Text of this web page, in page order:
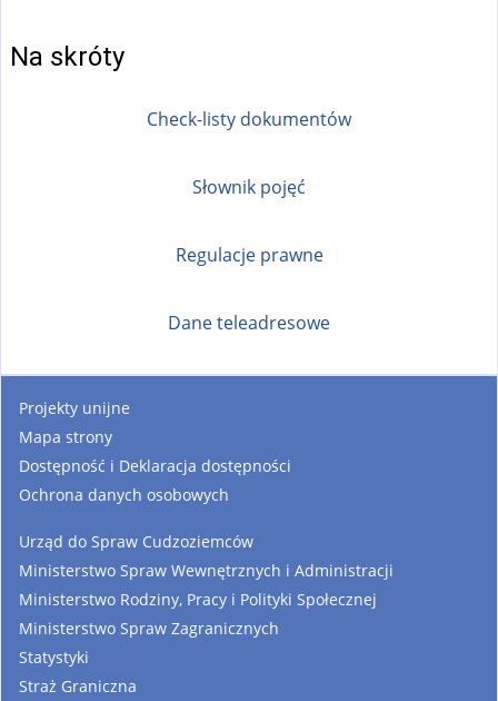
Na skróty
Check-listy dokumentów
Słownik pojęć
Regulacje prawne
Dane teleadresowe
Projekty unijne
Mapa strony
Dostępność i Deklaracja dostępności
Ochrona danych osobowych
Urząd do Spraw Cudzoziemców
Ministerstwo Spraw Wewnętrznych i Administracji
Ministerstwo Rodziny, Pracy i Polityki Społecznej
Ministerstwo Spraw Zagranicznych
Statystyki
Straż Graniczna